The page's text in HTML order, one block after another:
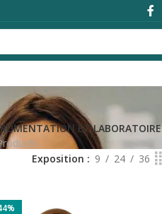
ET LABORATOIRE
Exposition 9 24 36